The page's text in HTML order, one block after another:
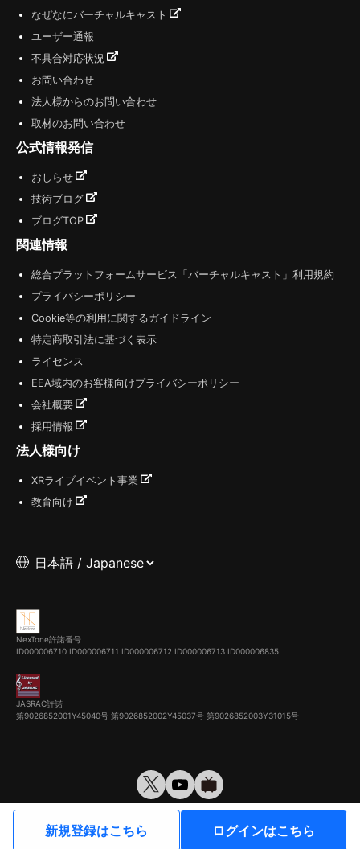
新規登録はこちら ログインはこちら
なぜなにバーチャルキャスト
ユーザー通報
不具合対応状況
お問い合わせ
法人様からのお問い合わせ
取材のお問い合わせ
公式情報発信
おしらせ
技術ブログ
ブログTOP
関連情報
総合プラットフォームサービス「バーチャルキャスト」利用規約
プライバシーポリシー
Cookie等の利用に関するガイドライン
特定商取引法に基づく表示
ライセンス
EEA域内のお客様向けプライバシーポリシー
会社概要
採用情報
法人様向け
XRライブイベント事業
教育向け
NexTone許諾番号
ID000006710 ID000006711 ID000006712 ID000006713 ID000006835
JASRAC許諾
第9026852001Y45040号 第9026852002Y45037号 第9026852003Y31015号
© VirtualCast, Inc. All rights reserved.